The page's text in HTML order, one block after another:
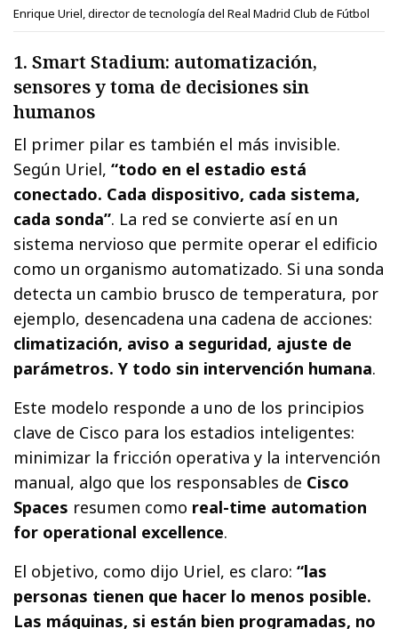
Enrique Uriel, director de tecnología del Real Madrid Club de Fútbol
1. Smart Stadium: automatización,
sensores y toma de decisiones sin
humanos
El primer pilar es también el más invisible.
Según Uriel,“todo en el estadio está
conectado. Cada dispositivo, cada sistema,
cada sonda”. La red se convierte así en un
sistema nervioso que permite operar el edificio
como un organismo automatizado. Si una sonda
detecta un cambio brusco de temperatura, por
ejemplo, desencadena una cadena de acciones:
climatización, aviso a seguridad, ajuste de
parámetros. Y todo sin intervención humana.
Este modelo responde a uno de los principios
clave de Cisco para los estadios inteligentes:
minimizar la fricción operativa y la intervención
manual, algo que los responsables de Cisco
Spaces resumen como real-time automation
for operational excellence.
El objetivo, como dijo Uriel, es claro:“las
personas tienen que hacer lo menos posible.
Las máquinas, si están bien programadas, no